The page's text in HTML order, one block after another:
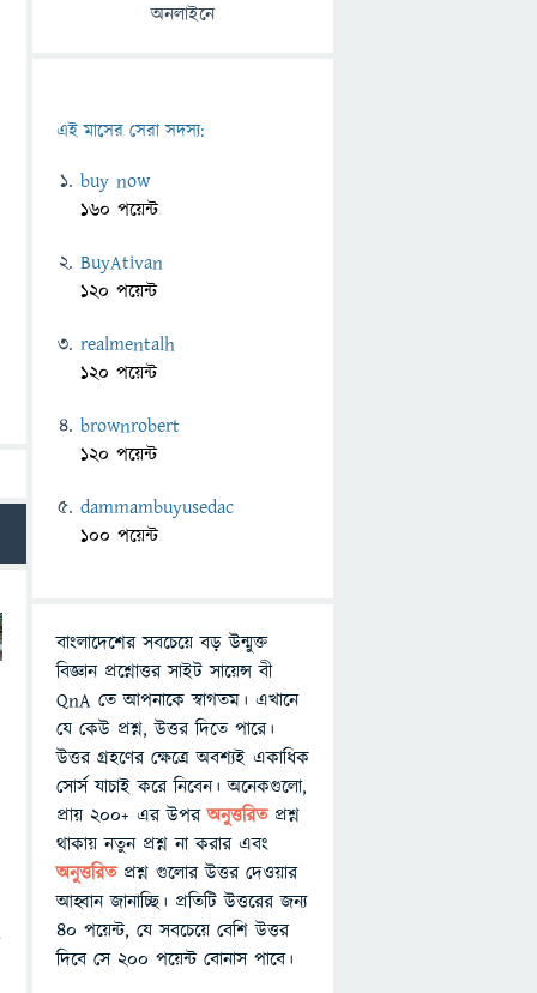
অনলাইনে
এই মাসের সেরা সদস্য:
buy now
160 পয়েন্ট
BuyAtivan
120 পয়েন্ট
realmentalh
120 পয়েন্ট
brownrobert
120 পয়েন্ট
dammambuyusedac
100 পয়েন্ট
বাংলাদেশের সবচেয়ে বড় উন্মুক্ত
বিজ্ঞান প্রশ্নোত্তর সাইট সায়েন্স বী
QnA তে আপনাকে স্বাগতম। এখানে
যে কেউ প্রশ্ন, উত্তর দিতে পারে।
উত্তর গ্রহণের ক্ষেত্রে অবশ্যই একাধিক
সোর্স যাচাই করে নিবেন। অনেকগুলো,
প্রায় ২০০+ এর উপরঅনুত্তরিতপ্রশ্ন
থাকায় নতুন প্রশ্ন না করার এবং
অনুত্তরিত প্রশ্ন গুলোর উত্তর দেওয়ার
আহ্বান জানাচ্ছি। প্রতিটি উত্তরের জন্য
৪০ পয়েন্ট, যে সবচেয়ে বেশি উত্তর
দিবে সে ২০০ পয়েন্ট বোনাস পাবে।